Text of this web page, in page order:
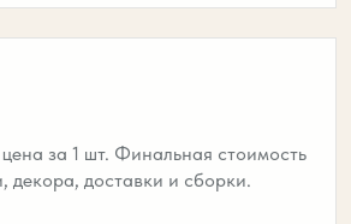
за 1 шт. Финальная стоимость
декора, доставки и сборки.